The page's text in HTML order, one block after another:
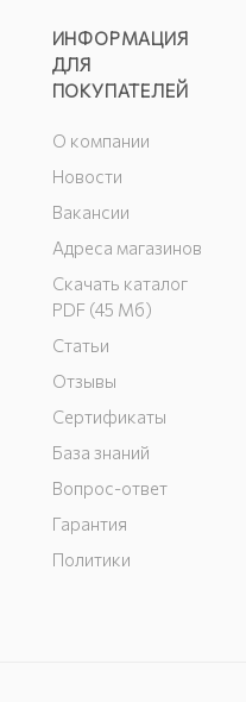
ИНФОРМАЦИЯ
ДЛЯ
ПОКУПАТЕЛЕЙ
О компании
Новости
Вакансии
Адреса магазинов
Скачать каталог
PDF (45 Мб)
Статьи
Отзывы
Сертификаты
База знаний
Вопрос-ответ
Гарантия
Политики